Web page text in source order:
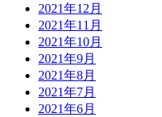
2021年12月
2021年11月
2021年10月
2021年9月
2021年8月
2021年7月
2021年6月